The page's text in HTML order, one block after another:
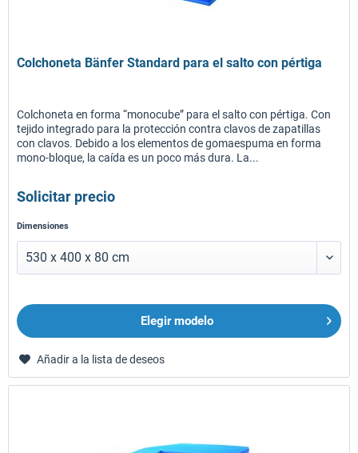
Colchoneta Bänfer Standard para el salto con pértiga
Colchoneta en forma “monocube” para el salto con pértiga. Con
tejido integrado para la protección contra clavos de zapatillas
con clavos. Debido a los elementos de gomaespuma en forma
mono-bloque, la caída es un poco más dura. La...
Solicitar precio
Dimensiones
Elegir modelo
Añadir a la lista de deseos